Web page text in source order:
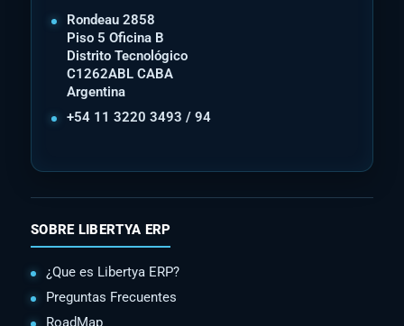
Rondeau 2858
Piso 5 Oficina B
Distrito Tecnológico
C1262ABL CABA
Argentina
+54 11 3220 3493 / 94
SOBRE LIBERTYA ERP
¿Que es Libertya ERP?
Preguntas Frecuentes
RoadMap